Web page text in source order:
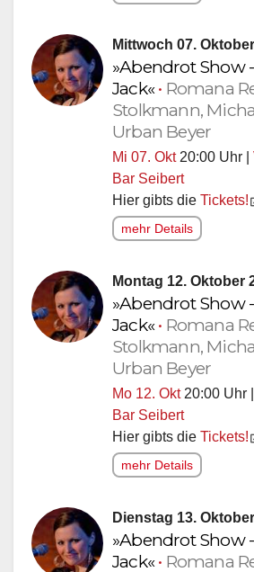
Mittwoch 07.
»Abendrot Show
Jack«• Romana
Stolkmann,
Urban Beyer
Mi 07. Okt20:00 Uhr |
Bar Seibert
Hier gibts die Tickets!
mehr Details
Montag 12. Oktober
»Abendrot Show
Jack«• Romana
Stolkmann,
Urban Beyer
Mo 12. Okt20:00 Uhr |
Bar Seibert
Hier gibts die Tickets!
mehr Details
Dienstag 13.
»Abendrot Show
Jack«• Romana